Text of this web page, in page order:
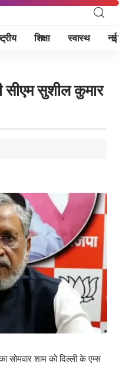
शिक्षा स्वास्थ नई
सीएम सुशील कुमार
सोमवार शाम को दिल्ली के एम्स